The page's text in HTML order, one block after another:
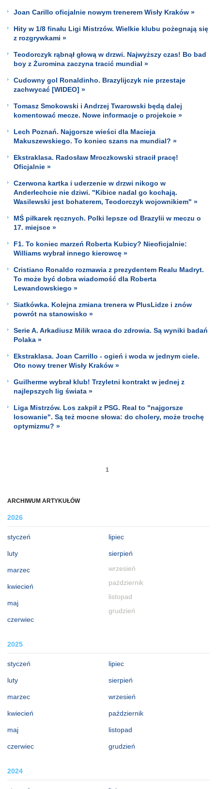
ARCHIWUM ARTYKUŁÓW
2026
styczeń
luty
marzec
kwiecień
maj
czerwiec
lipiec
sierpień
wrzesień
październik
listopad
grudzień
2025
styczeń
luty
marzec
kwiecień
maj
czerwiec
lipiec
sierpień
wrzesień
październik
listopad
grudzień
2024
Joan Carillo oficjalnie nowym trenerem Wisły Kraków »
Hity w 1/8 finału Ligi Mistrzów. Wielkie klubu pożegnają się
z rozgrywkami »
Teodorczyk rąbnął głową w drzwi. Najwyższy czas! Bo bad
boy z Żuromina zaczyna tracić mundial »
Cudowny gol Ronaldinho. Brazylijczyk nie przestaje
zachwycać [WIDEO] »
Tomasz Smokowski i Andrzej Twarowski będą dalej
komentować mecze. Nowe informacje o projekcie »
Lech Poznań. Najgorsze wieści dla Macieja
Makuszewskiego. To koniec szans na mundial? »
Ekstraklasa. Radosław Mroczkowski stracił pracę!
Oficjalnie »
Czerwona kartka i uderzenie w drzwi nikogo w
Anderlechcie nie dziwi. "Kibice nadal go kochają.
Wasilewski jest bohaterem, Teodorczyk wojownikiem" »
MŚ piłkarek ręcznych. Polki lepsze od Brazylii w meczu o
17. miejsce »
F1. To koniec marzeń Roberta Kubicy? Nieoficjalnie:
Williams wybrał innego kierowcę »
Cristiano Ronaldo rozmawia z prezydentem Realu Madryt.
To może być dobra wiadomość dla Roberta
Lewandowskiego »
Siatkówka. Kolejna zmiana trenera w PlusLidze i znów
powrót na stanowisko »
Serie A. Arkadiusz Milik wraca do zdrowia. Są wyniki badań
Polaka »
Ekstraklasa. Joan Carrillo - ogień i woda w jednym ciele.
Oto nowy trener Wisły Kraków »
Guilherme wybrał klub! Trzyletni kontrakt w jednej z
najlepszych lig świata »
Liga Mistrzów. Los zakpił z PSG. Real to "najgorsze
losowanie". Są też mocne słowa: do cholery, może trochę
optymizmu? »
1